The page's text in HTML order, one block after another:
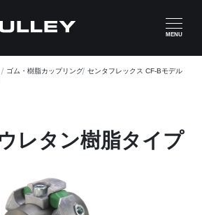
MENU
ゴム・樹脂カップリング センタフレックス CF-Bモデル
レタン樹脂タイプ